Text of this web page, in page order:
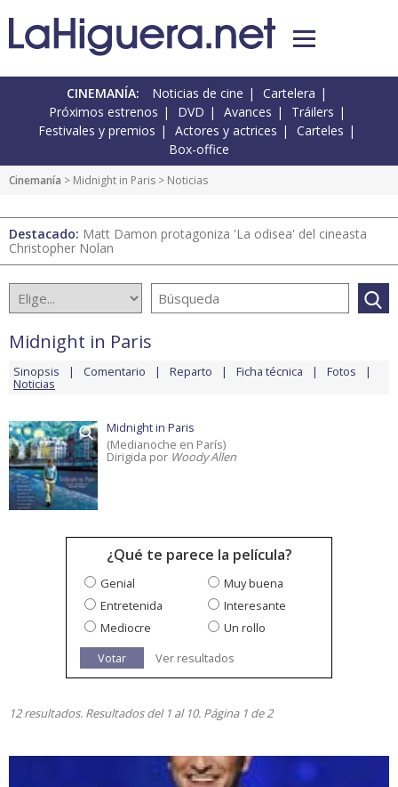
CINEMANÍA: Noticias de cine
Cartelera
Próximos estrenos
DVD Avances
Tráilers
Festivales y premios
Actores y actrices
Carteles
Box-office
Cinemanía > Midnight in Paris > Noticias
Destacado: Matt Damon protagoniza 'La odisea' del cineasta
Christopher Nolan
Midnight in Paris
Sinopsis Comentario Reparto Ficha técnica Fotos
Noticias
Midnight in Paris
(Medianoche en París)
Dirigida por Woody Allen
¿Qué te parece la película?
Genial
Muy buena
Entretenida
Interesante
Mediocre
Un rollo
Votar
Ver resultados
12 resultados. Resultados del 1 al 10. Página 1 de 2